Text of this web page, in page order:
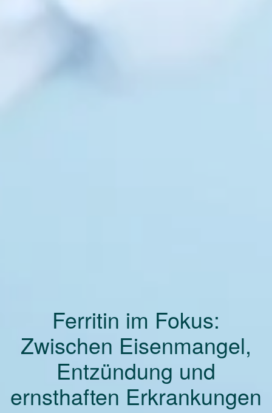
Ferritin im Fokus:
Zwischen Eisenmangel,
Entzündung und
ernsthaften Erkrankungen